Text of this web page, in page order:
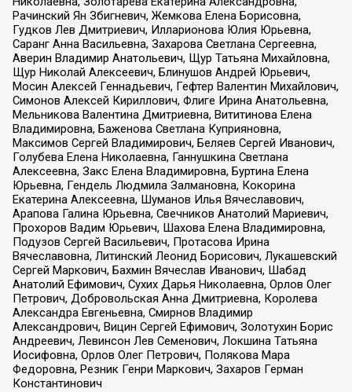
Рачинский Ян Збигневич, Жемкова Елена Борисовна,
Гудков Лев Дмитриевич, Илларионова Юлия Юрьевна,
Саранг Анна Васильевна, Захарова Светлана Сергеевна,
Аверин Владимир Анатольевич, Щур Татьяна Михайловна,
Щур Николай Алексеевич, Блинушов Андрей Юрьевич,
Мосин Алексей Геннадьевич, Гефтер Валентин Михайлович,
Симонов Алексей Кириллович, Флиге Ирина Анатольевна,
Мельникова Валентина Дмитриевна, Вититинова Елена
Владимировна, Баженова Светлана Куприяновна,
Максимов Сергей Владимирович, Беляев Сергей Иванович,
Голубева Елена Николаевна, Ганнушкина Светлана
Алексеевна, Закс Елена Владимировна, Буртина Елена
Юрьевна, Гендель Людмила Залмановна, Кокорина
Екатерина Алексеевна, Шуманов Илья Вячеславович,
Арапова Галина Юрьевна, Свечников Анатолий Мариевич,
Прохоров Вадим Юрьевич, Шахова Елена Владимировна,
Подузов Сергей Васильевич, Протасова Ирина
Вячеславовна, Литинский Леонид Борисович, Лукашевский
Сергей Маркович, Бахмин Вячеслав Иванович, Шабад
Анатолий Ефимович, Сухих Дарья Николаевна, Орлов Олег
Петрович, Добровольская Анна Дмитриевна, Королева
Александра Евгеньевна, Смирнов Владимир
Александрович, Вицин Сергей Ефимович, Золотухин Борис
Андреевич, Левинсон Лев Семенович, Локшина Татьяна
Иосифовна, Орлов Олег Петрович, Полякова Мара
Федоровна, Резник Генри Маркович, Захаров Герман
Константинович